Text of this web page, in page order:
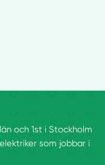
och 1st i Stockholm
som jobbar i